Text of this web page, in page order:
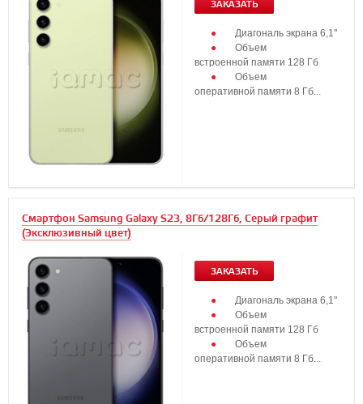
ЗАКАЗАТЬ
Диагональ экрана 6,1"
Объем
встроенной памяти 128 Гб
Объем
оперативной памяти 8 Гб...
Смартфон Samsung Galaxy S23, 8Гб/128Гб, Серый графит
(Эксклюзивный цвет)
ЗАКАЗАТЬ
Диагональ экрана 6,1"
Объем
встроенной памяти 128 Гб
Объем
оперативной памяти 8 Гб...